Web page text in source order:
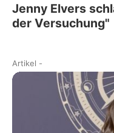
Jenny Elvers
der Versuchung"
Artikel -